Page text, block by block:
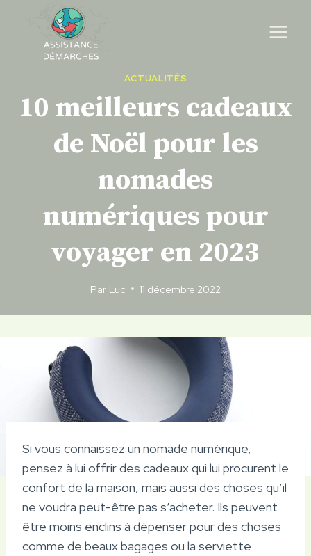
content
ACTUALITÉS
10 meilleurs cadeaux
de Noël pour les
nomades
numériques pour
voyager en 2023
Par Luc 11 décembre 2022
Si vous connaissez un nomade numérique,
pensez à lui offrir des cadeaux qui lui procurent le
confort de la maison, mais aussi des choses qu’il
ne voudra peut-être pas s’acheter. Ils peuvent
être moins enclins à dépenser pour des choses
comme de beaux bagages ou la serviette